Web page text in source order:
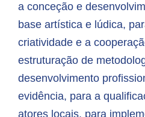
a conceção e
base artística e lúdica,
criatividade e a
estruturação de
desenvolvimento
evidência, para a
atores locais, para